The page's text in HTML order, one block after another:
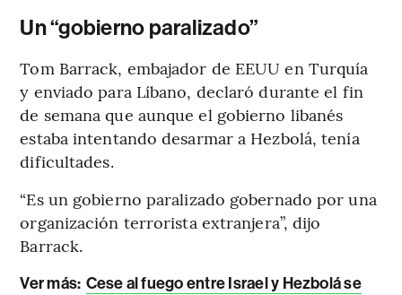
Un “gobierno paralizado”
Tom Barrack, embajador de EEUU en Turquía
y enviado para Líbano, declaró durante el fin
de semana que aunque el gobierno libanés
estaba intentando desarmar a Hezbolá, tenía
dificultades.
“Es un gobierno paralizado gobernado por una
organización terrorista extranjera”, dijo
Barrack.
Ver más: Cese al fuego entre Israel y Hezbolá se